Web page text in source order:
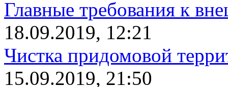
Главные требования к
18.09.2019, 12:21
Чистка придомовой
15.09.2019, 21:50